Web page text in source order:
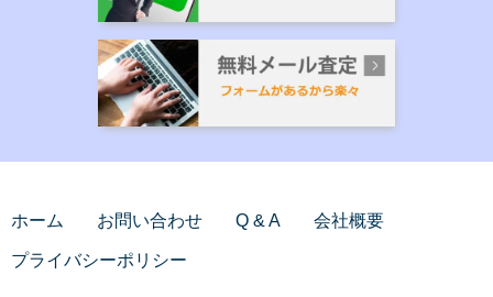
ホーム お問い合わせ Q & A 会社概要
プライバシーポリシー